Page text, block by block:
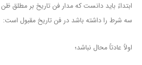
ابتداءً باید دانست که مدار فن تاریخ بر مطلق
سه شرط را داشته باشد در فن تاریخ مقبول است:
اولاً عادتاً محال نباشد؛